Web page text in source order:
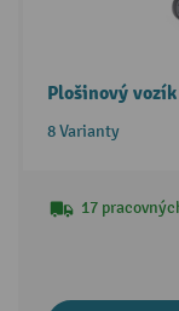
Plošinový
8 Varianty
17